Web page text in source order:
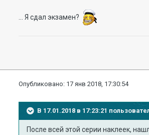
... Я сдал экзамен?
Опубликовано: 17 янв 2018, 17:30:54
В 17.01.2018 в 17:23:21
После всей этой серии наклеек,